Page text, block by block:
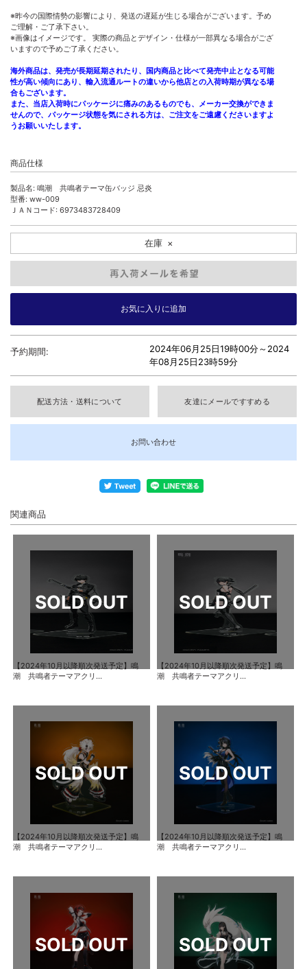
※昨今の国際情勢の影響により、発送の遅延が生じる場合がございます。予め
ご理解・ご了承下さい。
※画像はイメージです。 実際の商品とデザイン・仕様が一部異なる場合がござ
いますので予めご了承ください。
海外商品は、発売が長期延期されたり、国内商品と比べて発売中止となる可能
性が高い傾向にあり、輸入流通ルートの違いから他店との入荷時期が異なる場
合もございます。
また、当店入荷時にパッケージに痛みのあるものでも、メーカー交換ができま
せんので、パッケージ状態を気にされる方は、ご注文をご遠慮くださいますよ
うお願いいたします。
商品仕様
製品名: 鳴潮 共鳴者テーマ缶バッジ 忌炎
型番: ww-009
ＪＡＮコード: 6973483728409
在庫 ×
予約期間: 2024年06月25日19時00分～2024
年08月25日23時59分
配送方法・送料について 友達にメールですすめる
お問い合わせ
関連商品
【2024年10月以降順次発送予定】鳴
潮 共鳴者テーマアクリ...
【2024年10月以降順次発送予定】鳴
潮 共鳴者テーマアクリ...
【2024年10月以降順次発送予定】鳴
潮 共鳴者テーマアクリ...
【2024年10月以降順次発送予定】鳴
潮 共鳴者テーマアクリ...